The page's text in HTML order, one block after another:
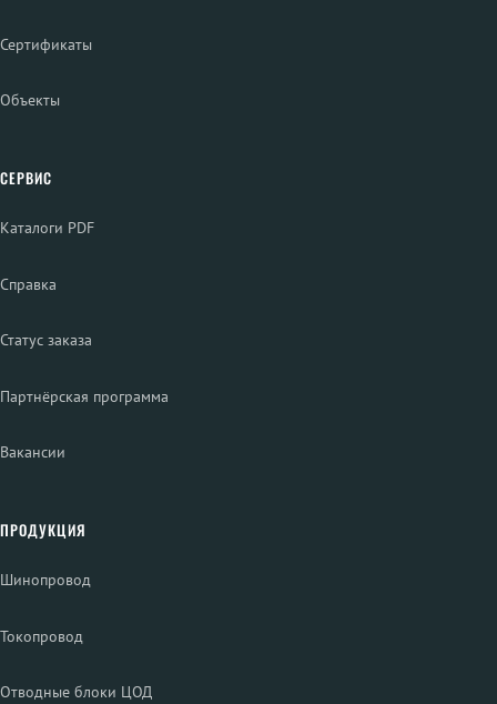
Сертификаты
Объекты
СЕРВИС
Каталоги PDF
Справка
Статус заказа
Партнёрская программа
Вакансии
ПРОДУКЦИЯ
Шинопровод
Токопровод
Отводные блоки ЦОД